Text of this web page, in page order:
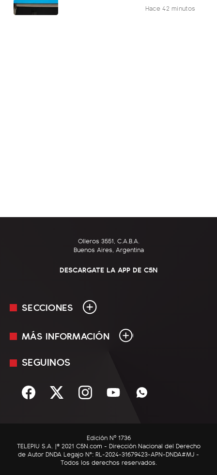
Hace 42 minutos
Olleros 3551, C.A.B.A.
Buenos Aires, Argentina
DESCARGATE LA APP DE C5N
SECCIONES
En Vivo
Sociedad
C5N Autos
RatingCero
MÁS INFORMACIÓN
Mediakit
Términos y condiciones
SEGUINOS
Edición Nº 1736
TELEPIU S.A. |© 2021 C5N.com - Dirección Nacional del Derecho
de Autor DNDA Legajo N°: RL-2024-31679423-APN-DNDA#MJ -
Todos los derechos reservados.